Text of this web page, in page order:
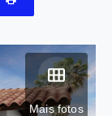
Mais fotos